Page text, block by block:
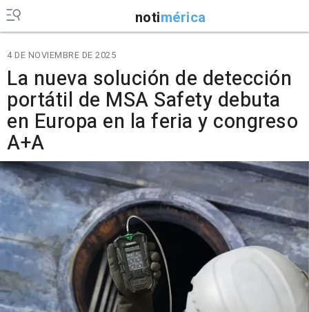
notimérica
4 DE NOVIEMBRE DE 2025
La nueva solución de detección
portátil de MSA Safety debuta
en Europa en la feria y congreso
A+A